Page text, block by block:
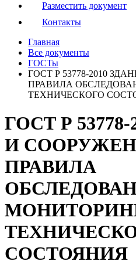
Разместить документ
Контакты
Главная
Все документы
ГОСТы
ГОСТ Р 53778-2010
ПРАВИЛА
ТЕХНИЧЕСКОГО
ГОСТ Р
И
ПРАВИЛА
СОСТОЯНИЯ